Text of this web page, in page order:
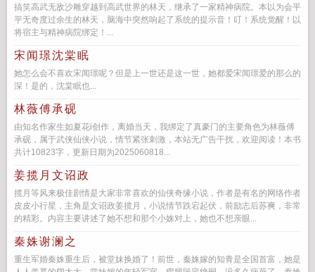
搞笑高武无敌沙雕穿越到高武世界的林天，继承了一家精神病院。本以为会平
平无奇度过余生的林天，脑海中突然响起了系统的提示音！叮！系统觉醒！以
将宿主与精神病院绑定！...
宋闻璟沈棠眠
她怎么会不喜欢宋闻璟呢？但是上一世还是这一世，她都爱宋闻璟爱的那么的
深！是的，沈棠眠也...
林薇傅承砚
由知名作家生如夏花i创作，离婚当天，我绑定了真豪门的主要角色为林薇傅
承砚，属于武侠仙侠小说，情节紧张刺激，本站无广告干扰，欢迎阅读！本书
共计10823字，更新日期为2025060818...
姜揽月文诏政
揽月等风来极佳剧情是大家非常喜欢的仙侠奇缘小说，作者是有名的网络作者
皮皮小行星，主角是文诏政姜揽月，小说情节跌宕起伏，前励志后苏爽，非常
的精彩。内容主要讲述了她不想和那个小姝对上，她也不想亲眼...
秦姝谢澜之
重生军婚秦姝重生后，被堂妹换婚了！前世，秦姝嫁的知青是全国首富，她是